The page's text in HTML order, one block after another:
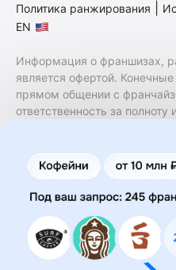
Политика ранжирования
EN
Информация о франшизах,
является офертой.
прямом общении с
ответственность за полноту
финансовые услуги.
коммерческой концессии
правообладателями/их
не является посредником
правообладателя и не
предоставления франшизы и
осуществленные на